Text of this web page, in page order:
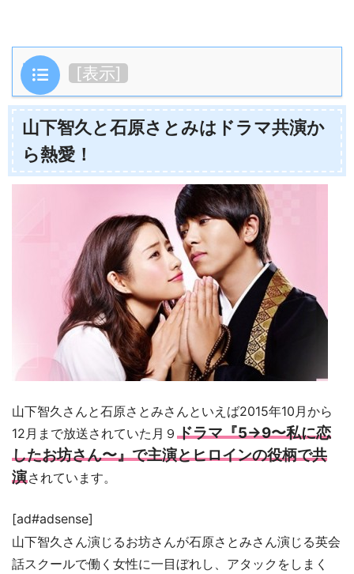
目次 [表示]
山下智久と石原さとみはドラマ共演か
ら熱愛！
山下智久さんと石原さとみさんといえば2015年10月から
12月まで放送されていた月９ ドラマ『5→9〜私に恋
したお坊さん〜』で主演とヒロインの役柄で共
演されています。
[ad#adsense]
山下智久さん演じるお坊さんが石原さとみさん演じる英会
話スクールで働く女性に一目ぼれし、アタックをしまく